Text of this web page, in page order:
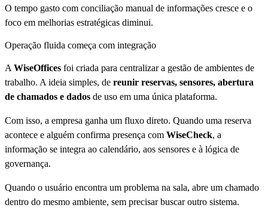
O tempo gasto com conciliação manual de informações cresce e o
foco em melhorias estratégicas diminui.
Operação fluida começa com integração
AWiseOffices foi criada para centralizar a gestão de ambientes de
trabalho. A ideia simples, de reunir reservas, sensores, abertura
de chamados e dados de uso em uma única plataforma.
Com isso, a empresa ganha um fluxo direto. Quando uma reserva
acontece e alguém confirma presença com WiseCheck, a
informação se integra ao calendário, aos sensores e à lógica de
governança.
Quando o usuário encontra um problema na sala, abre um chamado
dentro do mesmo ambiente, sem precisar buscar outro sistema.